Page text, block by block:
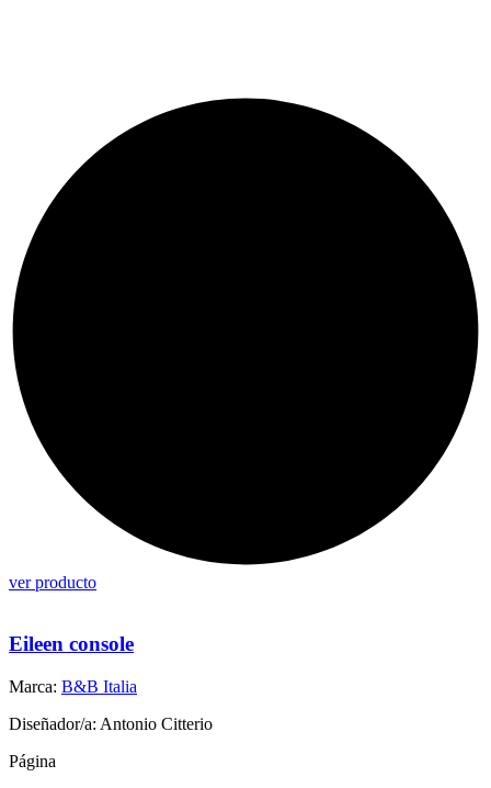
ver producto
Eileen console
Marca: B&B Italia
Diseñador/a: Antonio Citterio
Página